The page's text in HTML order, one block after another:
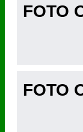
FOTO
FOTO